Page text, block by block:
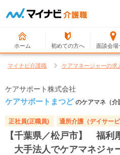
ホーム 初めての方へ 面談会場
マイナビ介護職 ケアマネージャーの求
ケアサポート株式会社
ケアサポートまつど のケアマネ（介
正社員(正職員) 通所介護（デイサービ
【千葉県／松戸市】 福利
大手法人でケアマネジャ